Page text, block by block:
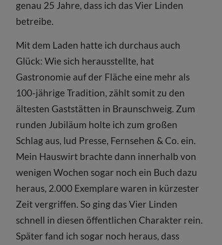
genau 25 Jahre, dass ich das Vier Linden
betreibe.
Mit dem Laden hatte ich durchaus auch
Glück: Wie sich herausstellte, hat
Gastronomie auf der Fläche eine mehr als
100-jährige Tradition, zählt somit zu den
ältesten Gaststätten in Braunschweig. Zum
runden Jubiläum holte ich zum großen
Schlag aus, lud Presse, Fernsehen & Co. ein.
Mein Hauswirt brachte dann innerhalb von
wenigen Wochen sogar noch ein Buch dazu
heraus, 2.000 Exemplare waren in kürzester
Zeit vergriffen. So ging das Vier Linden
schnell in diesen öffentlichen Charakter rein.
Später fand ich sogar noch heraus, dass